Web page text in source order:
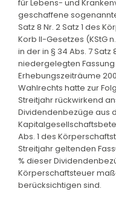
für Lebens- und
geschaffene
Satz 8 Nr. 2 Satz 1 des
Korb II-Gesetzes (KStG
in der in § 34 Abs. 7 Satz
niedergelegten
Erhebungszeiträume
Wahlrechts hatte zur
Streitjahr rückwirkend
Dividendenbezüge aus
Abs. 1 des
Streitjahr geltenden
% dieser
Körperschaftsteuer
berücksichtigen sind.